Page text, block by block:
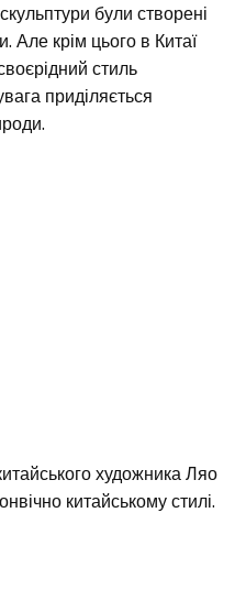
були створені
Але крім цього в Китаї
стиль
приділяється
художника Ляо
китайському стилі.